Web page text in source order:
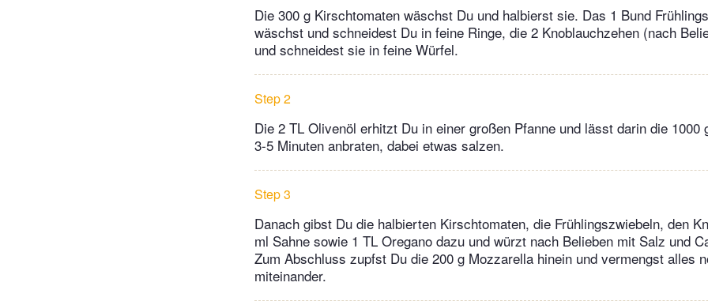
Die 300 g Kirschtomaten wäschst Du und halbierst sie. Das 1 Bund
wäschst und schneidest Du in feine Ringe, die 2 Knoblauchzehen (nach
und schneidest sie in feine Würfel.
Step 2
Die 2 TL Olivenöl erhitzt Du in einer großen Pfanne und lässt darin die 1000
3-5 Minuten anbraten, dabei etwas salzen.
Step 3
Danach gibst Du die halbierten Kirschtomaten, die Frühlingszwiebeln, den
ml Sahne sowie 1 TL Oregano dazu und würzt nach Belieben mit Salz und
Zum Abschluss zupfst Du die 200 g Mozzarella hinein und vermengst alles
miteinander.